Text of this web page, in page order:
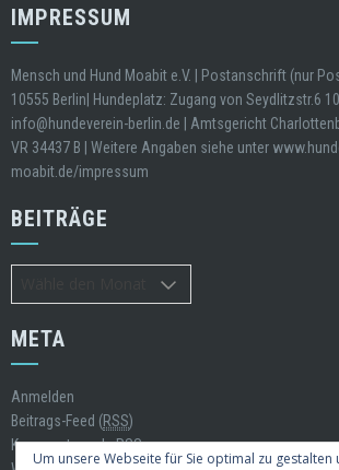
IMPRESSUM
Mensch und Hund Moabit e.V. | Postanschrift (nur
10555 Berlin| Hundeplatz: Zugang von Seydlitzstr.6
info@hundeverein-berlin.de | Amtsgericht
VR 34437 B | Weitere Angaben siehe unter
moabit.de/impressum
BEITRÄGE
META
Anmelden
Beitrags-Feed (RSS)
Kommentare alsRSS
Um unsere Webseite für Sie optimal zu